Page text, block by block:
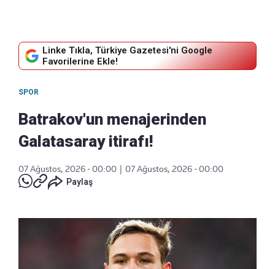
Linke Tıkla, Türkiye Gazetesi'ni Google
Favorilerine Ekle!
SPOR
Batrakov'un menajerinden
Galatasaray itirafı!
07 Ağustos, 2026 - 00:00
07 Ağustos, 2026 - 00:00
Paylaş